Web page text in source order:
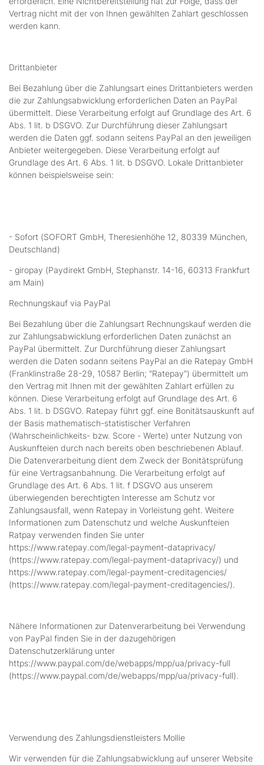
Vertrag nicht mit der von Ihnen gewählten Zahlart geschlossen
werden kann.
Drittanbieter
Bei Bezahlung über die Zahlungsart eines Drittanbieters werden
die zur Zahlungsabwicklung erforderlichen Daten an PayPal
übermittelt. Diese Verarbeitung erfolgt auf Grundlage des Art. 6
Abs. 1 lit. b DSGVO. Zur Durchführung dieser Zahlungsart
werden die Daten ggf. sodann seitens PayPal an den jeweiligen
Anbieter weitergegeben. Diese Verarbeitung erfolgt auf
Grundlage des Art. 6 Abs. 1 lit. b DSGVO. Lokale Drittanbieter
können beispielsweise sein:
- Sofort (SOFORT GmbH, Theresienhöhe 12, 80339 München,
Deutschland)
- giropay (Paydirekt GmbH, Stephanstr. 14-16, 60313 Frankfurt
am Main)
Rechnungskauf via PayPal
Bei Bezahlung über die Zahlungsart Rechnungskauf werden die
zur Zahlungsabwicklung erforderlichen Daten zunächst an
PayPal übermittelt. Zur Durchführung dieser Zahlungsart
werden die Daten sodann seitens PayPal an die Ratepay GmbH
(Franklinstraße 28-29, 10587 Berlin; "Ratepay") übermittelt um
den Vertrag mit Ihnen mit der gewählten Zahlart erfüllen zu
können. Diese Verarbeitung erfolgt auf Grundlage des Art. 6
Abs. 1 lit. b DSGVO. Ratepay führt ggf. eine Bonitätsauskunft auf
der Basis mathematisch-statistischer Verfahren
(Wahrscheinlichkeits- bzw. Score - Werte) unter Nutzung von
Auskunfteien durch nach bereits oben beschriebenen Ablauf.
Die Datenverarbeitung dient dem Zweck der Bonitätsprüfung
für eine Vertragsanbahnung. Die Verarbeitung erfolgt auf
Grundlage des Art. 6 Abs. 1 lit. f DSGVO aus unserem
überwiegenden berechtigten Interesse am Schutz vor
Zahlungsausfall, wenn Ratepay in Vorleistung geht. Weitere
Informationen zum Datenschutz und welche Auskunfteien
Ratpay verwenden finden Sie unter
https://www.ratepay.com/legal-payment-dataprivacy/
(https://www.ratepay.com/legal-payment-dataprivacy/) und
https://www.ratepay.com/legal-payment-creditagencies/
(https://www.ratepay.com/legal-payment-creditagencies/).
Nähere Informationen zur Datenverarbeitung bei Verwendung
von PayPal finden Sie in der dazugehörigen
Datenschutzerklärung unter
https://www.paypal.com/de/webapps/mpp/ua/privacy-full
(https://www.paypal.com/de/webapps/mpp/ua/privacy-full).
Verwendung des Zahlungsdienstleisters Mollie
Wir verwenden für die Zahlungsabwicklung auf unserer Website